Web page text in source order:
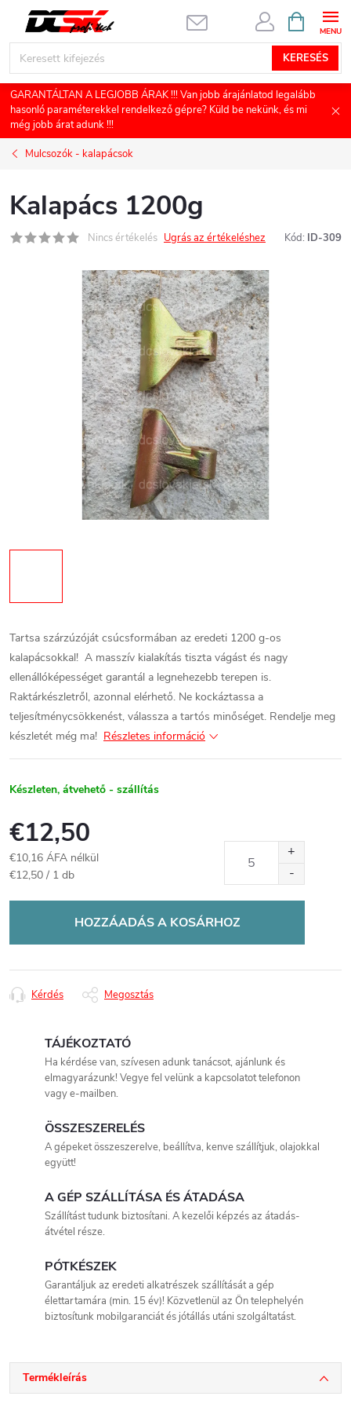
KERESÉS
KOSÁR
GARANTÁLTAN A LEGJOBB ÁRAK !!! Van jobb árajánlatod legalább
hasonló paraméterekkel rendelkező gépre? Küld be nekünk, és mi
még jobb árat adunk !!!
Mulcsozók - kalapácsok
Kalapács 1200g
Nincs értékelés Ugrás az értékeléshez Kód: ID-309
Tartsa szárzúzóját csúcsformában az eredeti 1200 g-os
kalapácsokkal! A masszív kialakítás tiszta vágást és nagy
ellenállóképességet garantál a legnehezebb terepen is.
Raktárkészletről, azonnal elérhető. Ne kockáztassa a
teljesítménycsökkenést, válassza a tartós minőséget. Rendelje meg
készletét még ma! Részletes információ
Készleten, átvehető - szállítás
€12,50
€10,16 ÁFA nélkül
Egységár:
€12,50 / 1 db
HOZZÁADÁS A KOSÁRHOZ
Kérdés Megosztás
TÁJÉKOZTATÓ
Ha kérdése van, szívesen adunk tanácsot, ajánlunk és
elmagyarázunk! Vegye fel velünk a kapcsolatot telefonon
vagy e-mailben.
ÖSSZESZERELÉS
A gépeket összeszerelve, beállítva, kenve szállítjuk, olajokkal
együtt!
A GÉP SZÁLLÍTÁSA ÉS ÁTADÁSA
Szállítást tudunk biztosítani. A kezelői képzés az átadás-
átvétel része.
PÓTKÉSZEK
Garantáljuk az eredeti alkatrészek szállítását a gép
élettartamára (min. 15 év)! Közvetlenül az Ön telephelyén
biztosítunk mobilgaranciát és jótállás utáni szolgáltatást.
Termékleírás